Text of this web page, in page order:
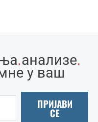
.анализе.
у ваш
ПРИЈАВИ
СЕ